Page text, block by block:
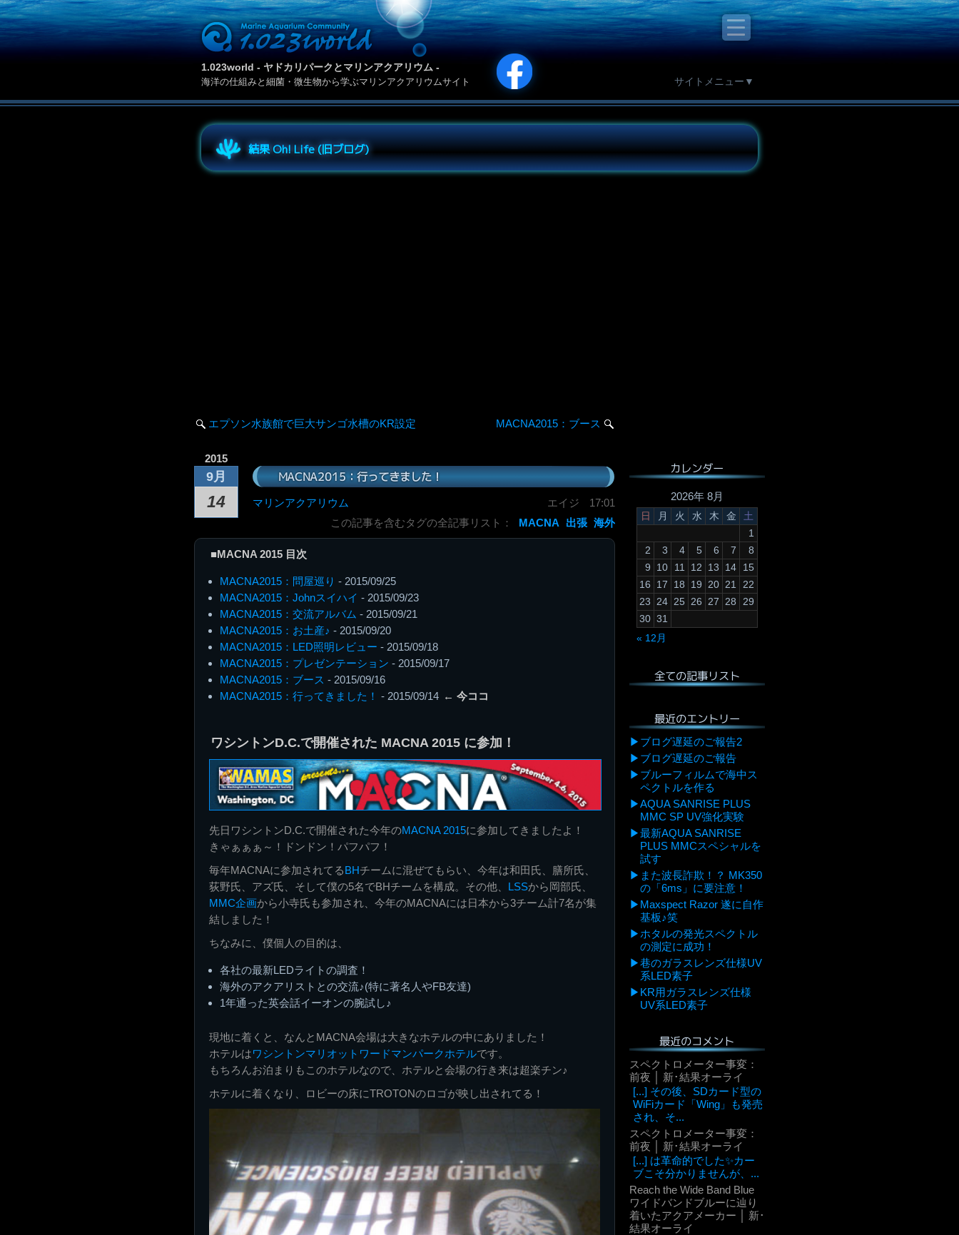
1.023world - ヤドカリパークとマリンアクアリウム -
海洋の仕組みと細菌・微生物から学ぶマリンアクアリウムサイト サイトメニュー▼
結果 Oh! Life (旧ブログ)
エプソン水族館で巨大サンゴ水槽のKR設定 MACNA2015：ブース
2015
9月
14
MACNA2015：行ってきました！
マリンアクアリウム エイジ
17:01
この記事を含むタグの全記事リスト：
MACNA 出張 海外
■MACNA 2015 目次
MACNA2015：問屋巡り - 2015/09/25
MACNA2015：Johnスイハイ - 2015/09/23
MACNA2015：交流アルバム - 2015/09/21
MACNA2015：お土産♪ - 2015/09/20
MACNA2015：LED照明レビュー - 2015/09/18
MACNA2015：プレゼンテーション - 2015/09/17
MACNA2015：ブース - 2015/09/16
MACNA2015：行ってきました！ - 2015/09/14 ← 今ココ
ワシントンD.C.で開催された MACNA 2015 に参加！
先日ワシントンD.C.で開催された今年のMACNA 2015に参加してきましたよ！
きゃぁぁぁ～！ドンドン！パフパフ！
毎年MACNAに参加されてるBHチームに混ぜてもらい、今年は和田氏、膳所氏、
荻野氏、アズ氏、そして僕の5名でBHチームを構成。その他、 LSSから岡部氏、
MMC企画から小寺氏も参加され、今年のMACNAには日本から3チーム計7名が集
結しました！
ちなみに、僕個人の目的は、
各社の最新LEDライトの調査！
海外のアクアリストとの交流♪(特に著名人やFB友達)
1年通った英会話イーオンの腕試し♪
現地に着くと、なんとMACNA会場は大きなホテルの中にありました！
ホテルはワシントンマリオットワードマンパークホテルです。
もちろんお泊まりもこのホテルなので、ホテルと会場の行き来は超楽チン♪
ホテルに着くなり、ロビーの床にTROTONのロゴが映し出されてる！
カレンダー
2026年 8月
日 月 火 水 木 金 土
« 12月
1
2
3 4 5 6 7
8
9
10 11 12 13 14
15
16
17 18 19 20 21
22
23
24 25 26 27 28
29
30 31
全ての記事リスト
最近のエントリー
ブログ遅延のご報告2
ブログ遅延のご報告
ブルーフィルムで海中ス
ペクトルを作る
AQUA SANRISE PLUS
MMC SP UV強化実験
最新AQUA SANRISE
PLUS MMCスペシャルを
試す
また波長詐欺！？ MK350
の「6ms」に要注意！
Maxspect Razor 遂に自作
基板♪笑
ホタルの発光スペクトル
の測定に成功！
巷のガラスレンズ仕様UV
系LED素子
KR用ガラスレンズ仕様
UV系LED素子
最近のコメント
スペクトロメーター事変：
前夜 │ 新･結果オーライ
[...] その後、SDカード型の
WiFiカード「Wing」も発売
され、そ...
スペクトロメーター事変：
前夜 │ 新･結果オーライ
[...] は革命的でした✨カー
ブこそ分かりませんが、...
Reach the Wide Band Blue
ワイドバンドブルーに辿り
着いたアクアメーカー │ 新･
結果オーライ